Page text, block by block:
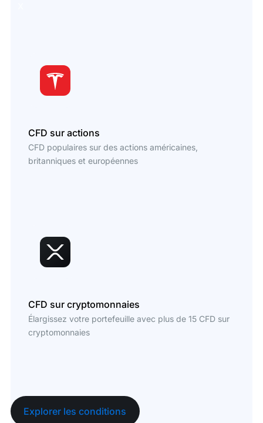
CFD sur actions
CFD populaires sur des actions américaines,
britanniques et européennes
CFD sur cryptomonnaies
Élargissez votre portefeuille avec plus de 15 CFD sur
cryptomonnaies
Explorer les conditions